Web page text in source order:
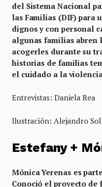
del Sistema Nacional
las Familias (DIF) para
dignos y con personal
algunas familias abren
acogerles durante su
historias de familias
el cuidado a la
Entrevistas: Daniela Rea
Ilustración: Alejandro Sol
Estefany +
Mónica Yerenas es
Conoció el proyecto de